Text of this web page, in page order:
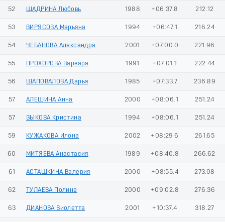
52 ШАДРИНА Любовь 1988 +06:37.8 212.12
53 ВИРЯСОВА Марьяна 1994 +06:47.1 216.24
54 ЧЕБАНОВА Александра 2001 +07:00.0 221.96
55 ПРОХОРОВА Варвара 1991 +07:01.1 222.44
56 ШАПОВАЛОВА Дарья 1985 +07:33.7 236.89
57 АЛЕШИНА Анна 2000 +08:06.1 251.24
57 ЗЫКОВА Кристина 1994 +08:06.1 251.24
59 КУЖАКОВА Илона 2002 +08:29.6 261.65
60 МИТЯЕВА Анастасия 1989 +08:40.8 266.62
61 АСТАШКИНА Валерия 2000 +08:55.4 273.08
62 ТУЛАЕВА Полина 2000 +09:02.8 276.36
63 ДИАНОВА Виолетта 2001 +10:37.4 318.27